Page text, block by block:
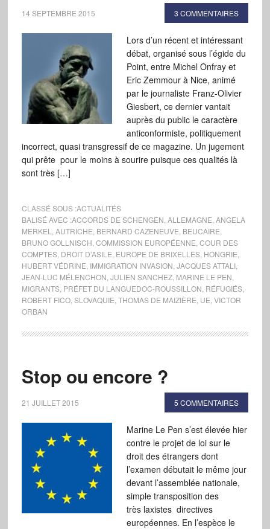
14 SEPTEMBRE 2015 3 COMMENTAIRES
Lors d’un récent et intéressant
débat, organisé sous l’égide du
Point, entre Michel Onfray et
Eric Zemmour à Nice, animé
par le journaliste Franz-Olivier
Giesbert, ce dernier vantait
auprès du public le caractère
anticonformiste, politiquement
incorrect, quasi transgressif de ce magazine. Un jugement
qui prête pour le moins à sourire puisque ces qualités là
sont très […]
CLASSÉ SOUS :ACTUALITÉS
BALISÉ AVEC :ACCORDS DE SCHENGEN ALLEMAGNE ANGELA
MERKEL
AUTRICHE BERNARD CAZENEUVE BEUCAIRE
BRUNO GOLLNISCH COMMISSION EUROPÉENNE COUR DES
COMPTES, DROIT D’ASILE EUROPE DE BRIXELLES, HONGRIE
HUBERT VÉDRINE IMMIGRATION INVASION JACQUES ATTALI,
JEAN-LUC MÉLENCHON JULIEN SANCHEZ, MARINE LE PEN
MIGRANTS, PRÉFET DU LANGUEDOC-ROUSSILLON RÉFUGIÉS,
ROBERT FICO, SLOVAQUIE THOMAS DE MAIZIÈRE UE VICTOR
ORBAN
Stop ou encore ?
21 JUILLET 2015 5 COMMENTAIRES
Marine Le Pen s’est élevée hier
contre le projet de loi sur le
droit des étrangers dont
l’examen débutait le même jour
devant l’assemblée nationale,
simple transposition des
très laxistes directives
européennes. En l’espèce le